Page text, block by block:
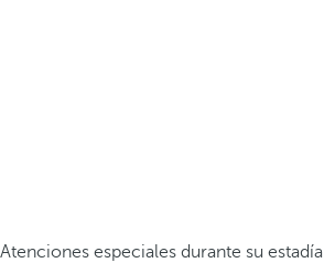
Atenciones especiales durante su estadía